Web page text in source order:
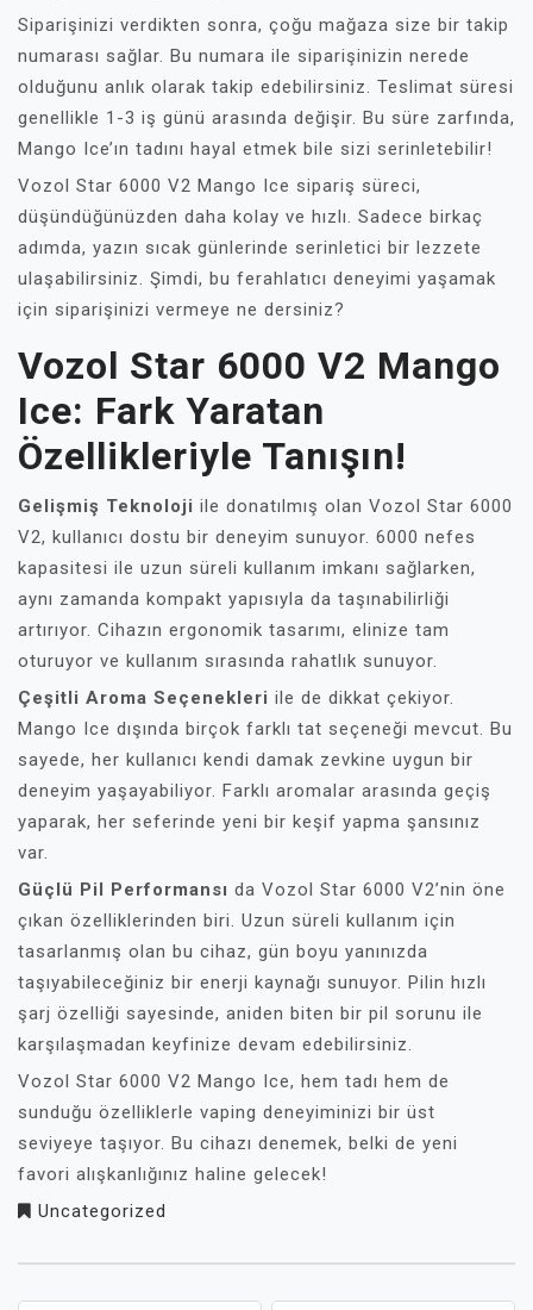
Siparişinizi verdikten sonra, çoğu mağaza size bir takip
numarası sağlar. Bu numara ile siparişinizin nerede
olduğunu anlık olarak takip edebilirsiniz. Teslimat süresi
genellikle 1-3 iş günü arasında değişir. Bu süre zarfında,
Mango Ice’ın tadını hayal etmek bile sizi serinletebilir!
Vozol Star 6000 V2 Mango Ice sipariş süreci,
düşündüğünüzden daha kolay ve hızlı. Sadece birkaç
adımda, yazın sıcak günlerinde serinletici bir lezzete
ulaşabilirsiniz. Şimdi, bu ferahlatıcı deneyimi yaşamak
için siparişinizi vermeye ne dersiniz?
Vozol Star 6000 V2 Mango
Ice: Fark Yaratan
Özellikleriyle Tanışın!
Gelişmiş Teknoloji ile donatılmış olan Vozol Star 6000
V2, kullanıcı dostu bir deneyim sunuyor. 6000 nefes
kapasitesi ile uzun süreli kullanım imkanı sağlarken,
aynı zamanda kompakt yapısıyla da taşınabilirliği
artırıyor. Cihazın ergonomik tasarımı, elinize tam
oturuyor ve kullanım sırasında rahatlık sunuyor.
Çeşitli Aroma Seçenekleri ile de dikkat çekiyor.
Mango Ice dışında birçok farklı tat seçeneği mevcut. Bu
sayede, her kullanıcı kendi damak zevkine uygun bir
deneyim yaşayabiliyor. Farklı aromalar arasında geçiş
yaparak, her seferinde yeni bir keşif yapma şansınız
var.
Güçlü Pil Performansı da Vozol Star 6000 V2’nin öne
çıkan özelliklerinden biri. Uzun süreli kullanım için
tasarlanmış olan bu cihaz, gün boyu yanınızda
taşıyabileceğiniz bir enerji kaynağı sunuyor. Pilin hızlı
şarj özelliği sayesinde, aniden biten bir pil sorunu ile
karşılaşmadan keyfinize devam edebilirsiniz.
Vozol Star 6000 V2 Mango Ice, hem tadı hem de
sunduğu özelliklerle vaping deneyiminizi bir üst
seviyeye taşıyor. Bu cihazı denemek, belki de yeni
favori alışkanlığınız haline gelecek!
Uncategorized